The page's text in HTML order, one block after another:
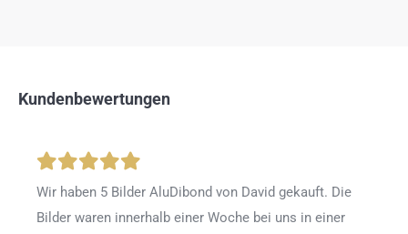
Kundenbewertungen
Wir haben 5 Bilder AluDibond von David gekauft. Die
Bilder waren innerhalb einer Woche bei uns in einer